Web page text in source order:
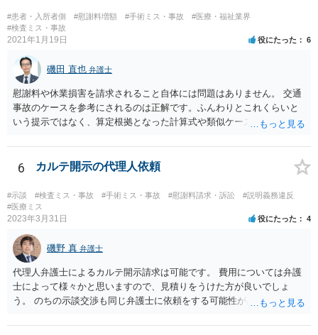
#患者・入所者側 #慰謝料増額 #手術ミス・事故
#医療・福祉業界
#検査ミス・事故
2021年1月19日 役にたった 6
磯田 直也 弁護士
慰謝料や休業損害を請求されること自体には問題はありません。 交通
事故のケースを参考にされるのは正解です。ふんわりとこれくらいと
いう提示ではなく、算定根拠となった計算式や類似ケースでの裁判所
面、針刺し事故については医療者側の故意や過失がないと思われるケ
ースが多く、早期解決のためにある程度の減額等があることはやむを
などには、弁護士へのご依頼も検討されるべきかと思います。 弁護士
への依頼が必要になる際に備えて、また現時点でのアドバイス等をも
らうために、一度法律事務所にご相談されておいても良いかも知れま
せん。
6 カルテ開示の代理人依頼
#示談 #検査ミス・事故 #手術ミス・事故 #慰謝料請求・訴訟
#説明義務違反
#医療ミス
2023年3月31日 役にたった 4
磯野 真 弁護士
代理人弁護士によるカルテ開示請求は可能です。 費用については弁護
士によって様々かと思いますので、見積りをうけた方が良いでしょ
う。 のちの示談交渉も同じ弁護士に依頼をする可能性がある場合に
いたほうが良いと思われます。